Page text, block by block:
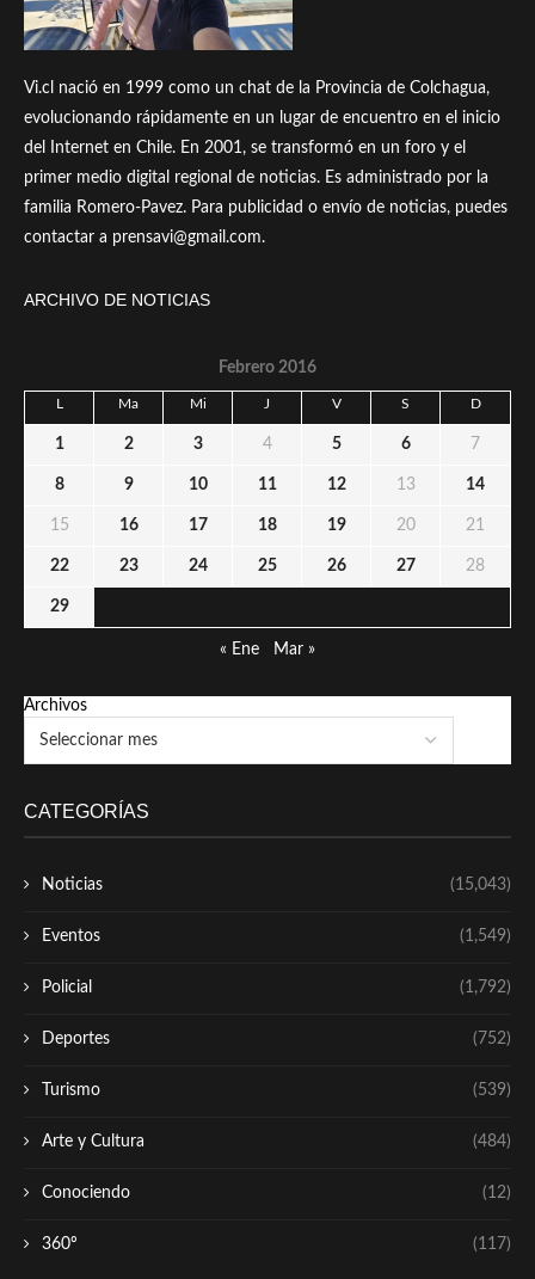
Vi.cl nació en 1999 como un chat de la Provincia de Colchagua,
evolucionando rápidamente en un lugar de encuentro en el inicio
del Internet en Chile. En 2001, se transformó en un foro y el
primer medio digital regional de noticias. Es administrado por la
familia Romero-Pavez. Para publicidad o envío de noticias, puedes
contactar a prensavi@gmail.com.
ARCHIVO DE NOTICIAS
Febrero 2016
L Ma Mi J V S D
1 2 3 4 5 6 7
8 9 10 11 12 13 14
15 16 17 18 19 20 21
22 23 24 25 26 27 28
29
« Ene Mar »
Archivos
CATEGORÍAS
Noticias (15,043)
Eventos (1,549)
Policial (1,792)
Deportes (752)
Turismo (539)
Arte y Cultura (484)
Conociendo (12)
360º (117)